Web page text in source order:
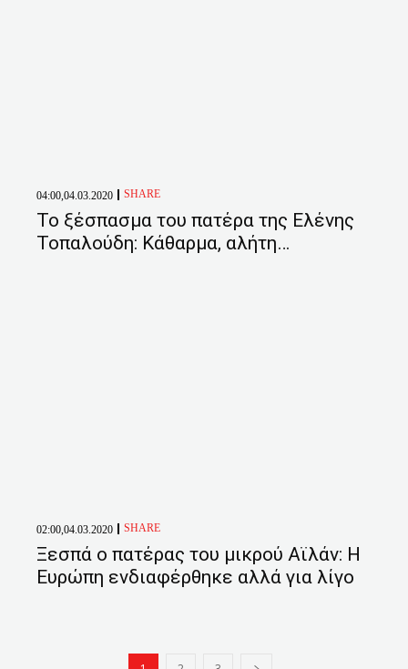
04:00,04.03.2020 SHARE
Το ξέσπασμα του πατέρα της Ελένης
Τοπαλούδη: Κάθαρμα, αλήτη…
02:00,04.03.2020 SHARE
Ξεσπά ο πατέρας του μικρού Αϊλάν: Η
Ευρώπη ενδιαφέρθηκε αλλά για λίγο